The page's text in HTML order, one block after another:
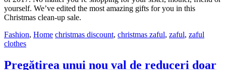
yourself. We’ve edited the most amazing gifts for you in this
Christmas clean-up sale.
Fashion, Home christmas discount, christmas zaful, zaful, zaful
clothes
Pregătirea unui nou val de reduceri doar